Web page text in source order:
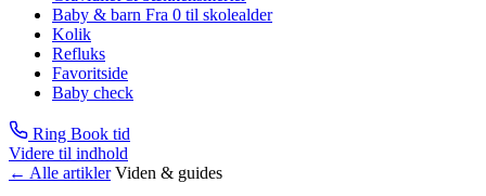
Baby & barn Fra 0 til skolealder
Kolik
Refluks
Favoritside
Baby check
Ring Book tid
Videre til indhold
← Alle artikler Viden & guides